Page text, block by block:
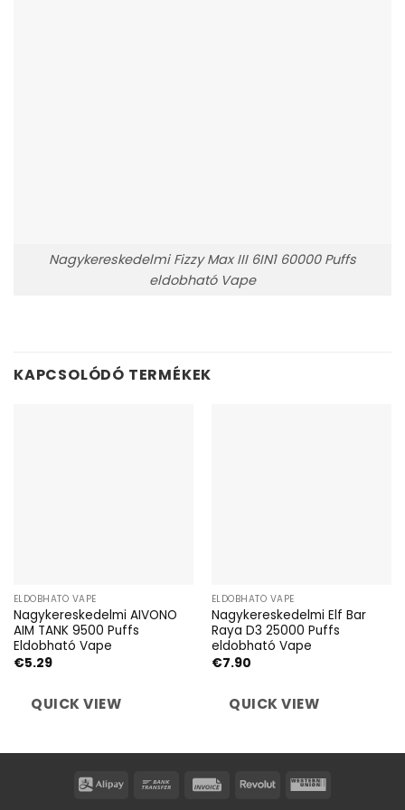
Nagykereskedelmi Fizzy Max III 6IN1 60000 Puffs
eldobható Vape
KAPCSOLÓDÓ TERMÉKEK
ELDOBHATÓ VAPE
Nagykereskedelmi AIVONO
AIM TANK 9500 Puffs
Eldobható Vape
€5.29
QUICK VIEW
ELDOBHATÓ VAPE
Nagykereskedelmi Elf Bar
Raya D3 25000 Puffs
eldobható Vape
€7.90
QUICK VIEW
Alipay
Bank
Invoice RevolutWestern